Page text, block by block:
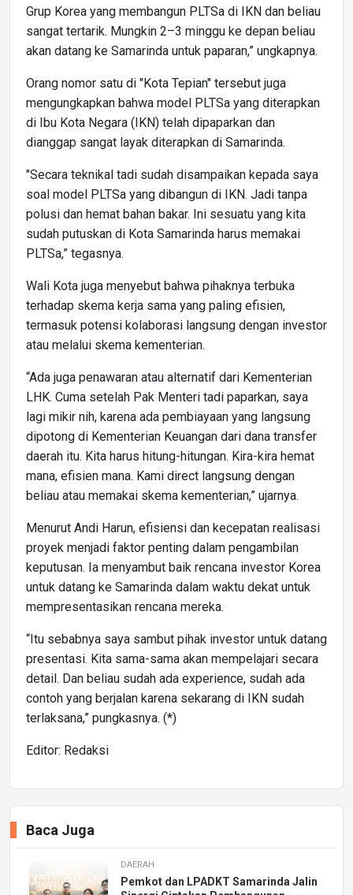
Grup Korea yang membangun PLTSa di IKN dan beliau
sangat tertarik. Mungkin 2–3 minggu ke depan beliau
akan datang ke Samarinda untuk paparan,” ungkapnya.
Orang nomor satu di "Kota Tepian" tersebut juga
mengungkapkan bahwa model PLTSa yang diterapkan
di Ibu Kota Negara (IKN) telah dipaparkan dan
dianggap sangat layak diterapkan di Samarinda.
"Secara teknikal tadi sudah disampaikan kepada saya
soal model PLTSa yang dibangun di IKN. Jadi tanpa
polusi dan hemat bahan bakar. Ini sesuatu yang kita
sudah putuskan di Kota Samarinda harus memakai
PLTSa,” tegasnya.
Wali Kota juga menyebut bahwa pihaknya terbuka
terhadap skema kerja sama yang paling efisien,
termasuk potensi kolaborasi langsung dengan investor
atau melalui skema kementerian.
“Ada juga penawaran atau alternatif dari Kementerian
LHK. Cuma setelah Pak Menteri tadi paparkan, saya
lagi mikir nih, karena ada pembiayaan yang langsung
dipotong di Kementerian Keuangan dari dana transfer
daerah itu. Kita harus hitung-hitungan. Kira-kira hemat
mana, efisien mana. Kami direct langsung dengan
beliau atau memakai skema kementerian,” ujarnya.
Menurut Andi Harun, efisiensi dan kecepatan realisasi
proyek menjadi faktor penting dalam pengambilan
keputusan. Ia menyambut baik rencana investor Korea
untuk datang ke Samarinda dalam waktu dekat untuk
mempresentasikan rencana mereka.
“Itu sebabnya saya sambut pihak investor untuk datang
presentasi. Kita sama-sama akan mempelajari secara
detail. Dan beliau sudah ada experience, sudah ada
contoh yang berjalan karena sekarang di IKN sudah
terlaksana,” pungkasnya. (*)
Editor: Redaksi
Baca Juga
DAERAH
Pemkot dan LPADKT Samarinda Jalin